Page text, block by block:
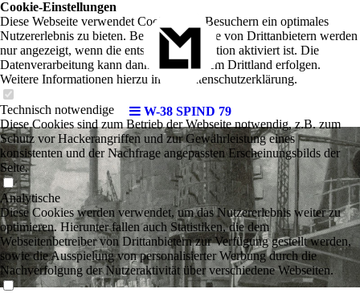
W-38 SPIND 79
Cookie-Einstellungen
Diese Webseite verwendet Cookies, um Besuchern ein optimales
Nutzererlebnis zu bieten. Bestimmte Inhalte von Drittanbietern werden
nur angezeigt, wenn die entsprechende Option aktiviert ist. Die
Datenverarbeitung kann dann auch in einem Drittland erfolgen.
Weitere Informationen hierzu in der Datenschutzerklärung.
Technisch notwendige
Diese Cookies sind zum Betrieb der Webseite notwendig, z.B. zum
Schutz vor Hackerangriffen und zur Gewährleistung eines
konsistenten und der Nachfrage angepassten Erscheinungsbilds der
Seite.
Analytische
Diese Cookies werden verwendet, um das Nutzererlebnis weiter zu
optimieren. Hierunter fallen auch Statistiken, die dem
Webseitenbetreiber von Drittanbietern zur Verfügung gestellt werden,
sowie die Ausspielung von personalisierter Werbung durch die
Nachverfolgung der Nutzeraktivität über verschiedene Webseiten.